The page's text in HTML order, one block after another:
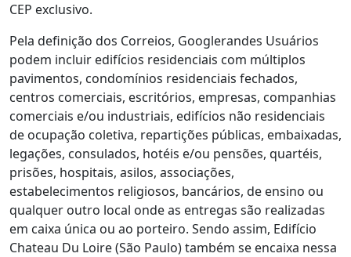
CEP exclusivo.
Pela definição dos Correios, Googlerandes Usuários
podem incluir edifícios residenciais com múltiplos
pavimentos, condomínios residenciais fechados,
centros comerciais, escritórios, empresas, companhias
comerciais e/ou industriais, edifícios não residenciais
de ocupação coletiva, repartições públicas, embaixadas,
legações, consulados, hotéis e/ou pensões, quartéis,
prisões, hospitais, asilos, associações,
estabelecimentos religiosos, bancários, de ensino ou
qualquer outro local onde as entregas são realizadas
em caixa única ou ao porteiro. Sendo assim, Edifício
Chateau Du Loire (São Paulo) também se encaixa nessa